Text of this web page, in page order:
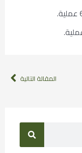
المقالة التالية